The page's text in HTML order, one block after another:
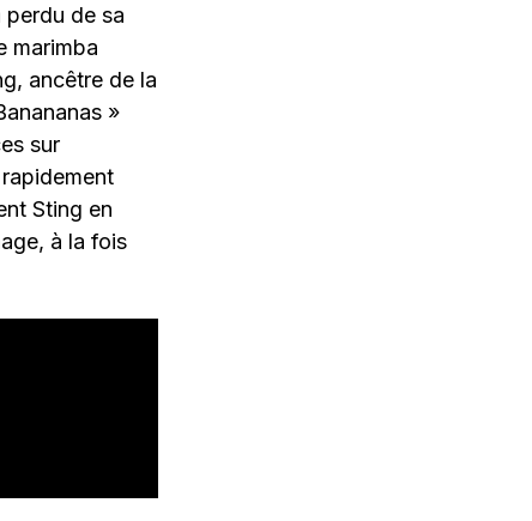
de sa
marimba
ancêtre de la
»
sur
Sting en
à la fois